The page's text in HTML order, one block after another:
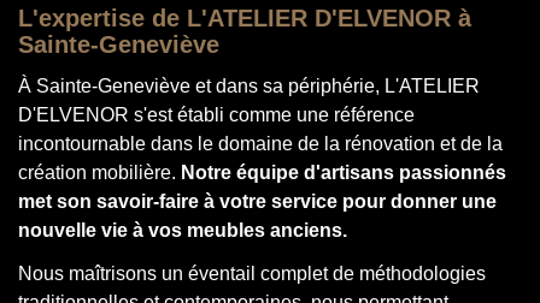
L'expertise de L'ATELIER D'ELVENOR à
Sainte-Geneviève
À Sainte-Geneviève et dans sa périphérie, L'ATELIER
D'ELVENOR s'est établi comme une référence
incontournable dans le domaine de la rénovation et de la
création mobilière. Notre équipe d'artisans passionnés
met son savoir-faire à votre service pour donner une
nouvelle vie à vos meubles anciens.
Nous maîtrisons un éventail complet de méthodologies